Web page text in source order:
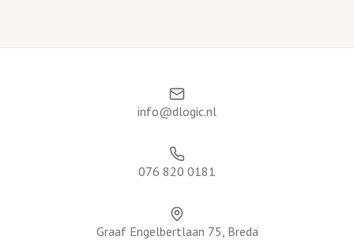
info@dlogic.nl
076 820 0181
Graaf Engelbertlaan 75, Breda